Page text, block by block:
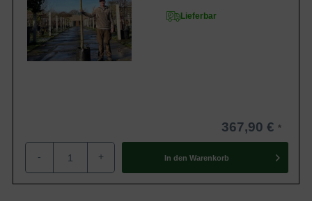
Lieferbar
367,90 €
- + In den Warenkorb